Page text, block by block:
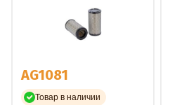
AG1081
Товар в наличии